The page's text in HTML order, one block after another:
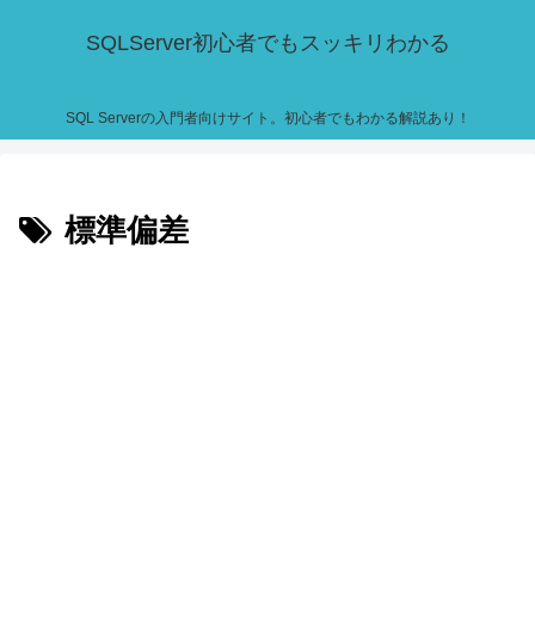
SQLServer初心者でもスッキリわかる
SQL Serverの入門者向けサイト。初心者でもわかる解説あり！
標準偏差